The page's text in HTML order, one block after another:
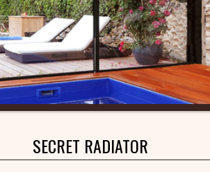
SECRET RADIATOR